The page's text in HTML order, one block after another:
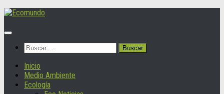
Saltar
contenido
Buscar:
Inicio
Medio Ambiente
Ecología